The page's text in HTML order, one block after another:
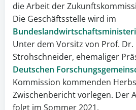
die Arbeit der
Die Geschäftsstelle wird im
Unter dem Vorsitz von Prof. Dr.
Strohschneider, ehemaliger
Deutschen
Kommission kommenden
Zwischenbericht vorlegen. Der
folgt im Sommer 2021.